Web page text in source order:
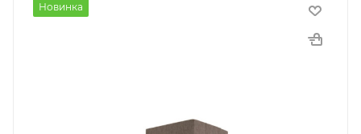
Новинка